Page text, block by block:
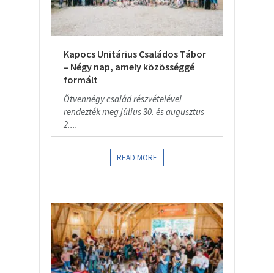
Kapocs Unitárius Családos Tábor
– Négy nap, amely közösséggé
formált
Ötvennégy család részvételével
rendezték meg július 30. és augusztus
2....
READ MORE